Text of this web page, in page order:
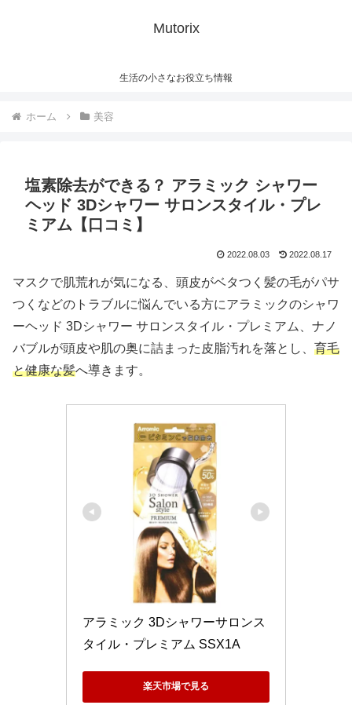
Mutorix
生活の小さなお役立ち情報
ホーム 美容
塩素除去ができる？ アラミック シャワー
ヘッド 3Dシャワー サロンスタイル・プレ
ミアム【口コミ】
2022.08.03 2022.08.17
マスクで肌荒れが気になる、頭皮がベタつく髪の毛がパサ
つくなどのトラブルに悩んでいる方にアラミックのシャワ
ーヘッド 3Dシャワー サロンスタイル・プレミアム、ナノ
バブルが頭皮や肌の奥に詰まった皮脂汚れを落とし、 育毛
と健康な髪へ導きます。
アラミック 3Dシャワーサロンス
タイル・プレミアム SSX1A
楽天市場で見る